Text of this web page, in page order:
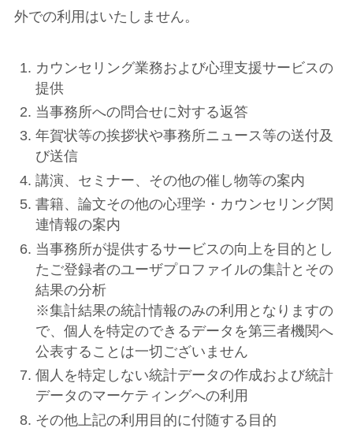
外での利用はいたしません。
カウンセリング業務および心理支援サービスの
提供
当事務所への問合せに対する返答
年賀状等の挨拶状や事務所ニュース等の送付及
び送信
講演、セミナー、その他の催し物等の案内
書籍、論文その他の心理学・カウンセリング関
連情報の案内
当事務所が提供するサービスの向上を目的とし
たご登録者のユーザプロファイルの集計とその
結果の分析
※集計結果の統計情報のみの利用となりますの
で、個人を特定のできるデータを第三者機関へ
公表することは一切ございません
個人を特定しない統計データの作成および統計
データのマーケティングへの利用
その他上記の利用目的に付随する目的